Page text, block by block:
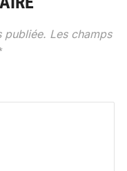
publiée. Les champs